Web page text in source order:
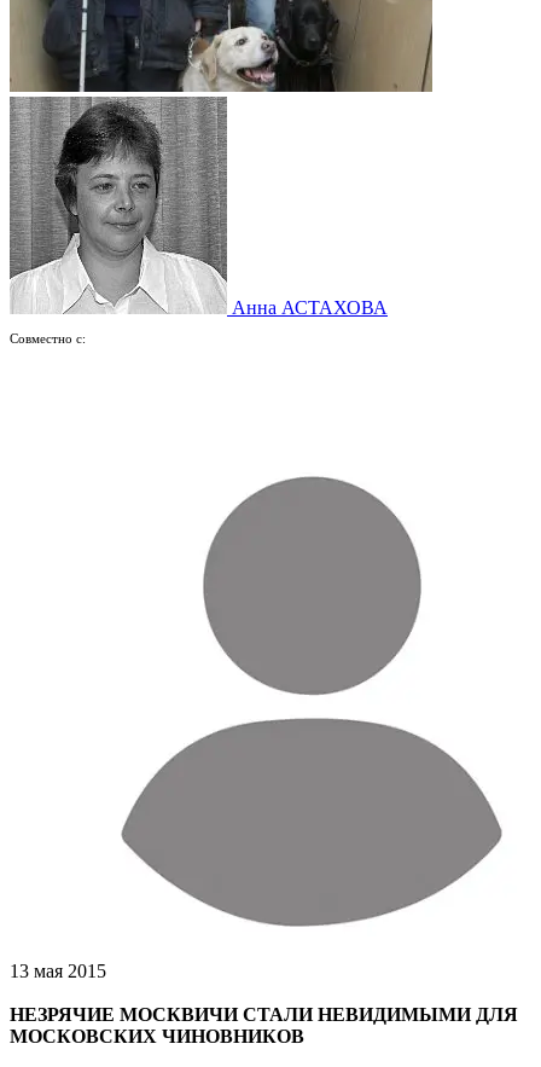
Анна АСТАХОВА
Совместно с:
13 мая 2015
НЕЗРЯЧИЕ МОСКВИЧИ СТАЛИ НЕВИДИМЫМИ ДЛЯ
МОСКОВСКИХ ЧИНОВНИКОВ